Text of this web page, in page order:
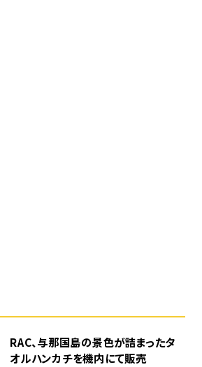
RAC、与那国島の景色が詰まったタ
オルハンカチを機内にて販売